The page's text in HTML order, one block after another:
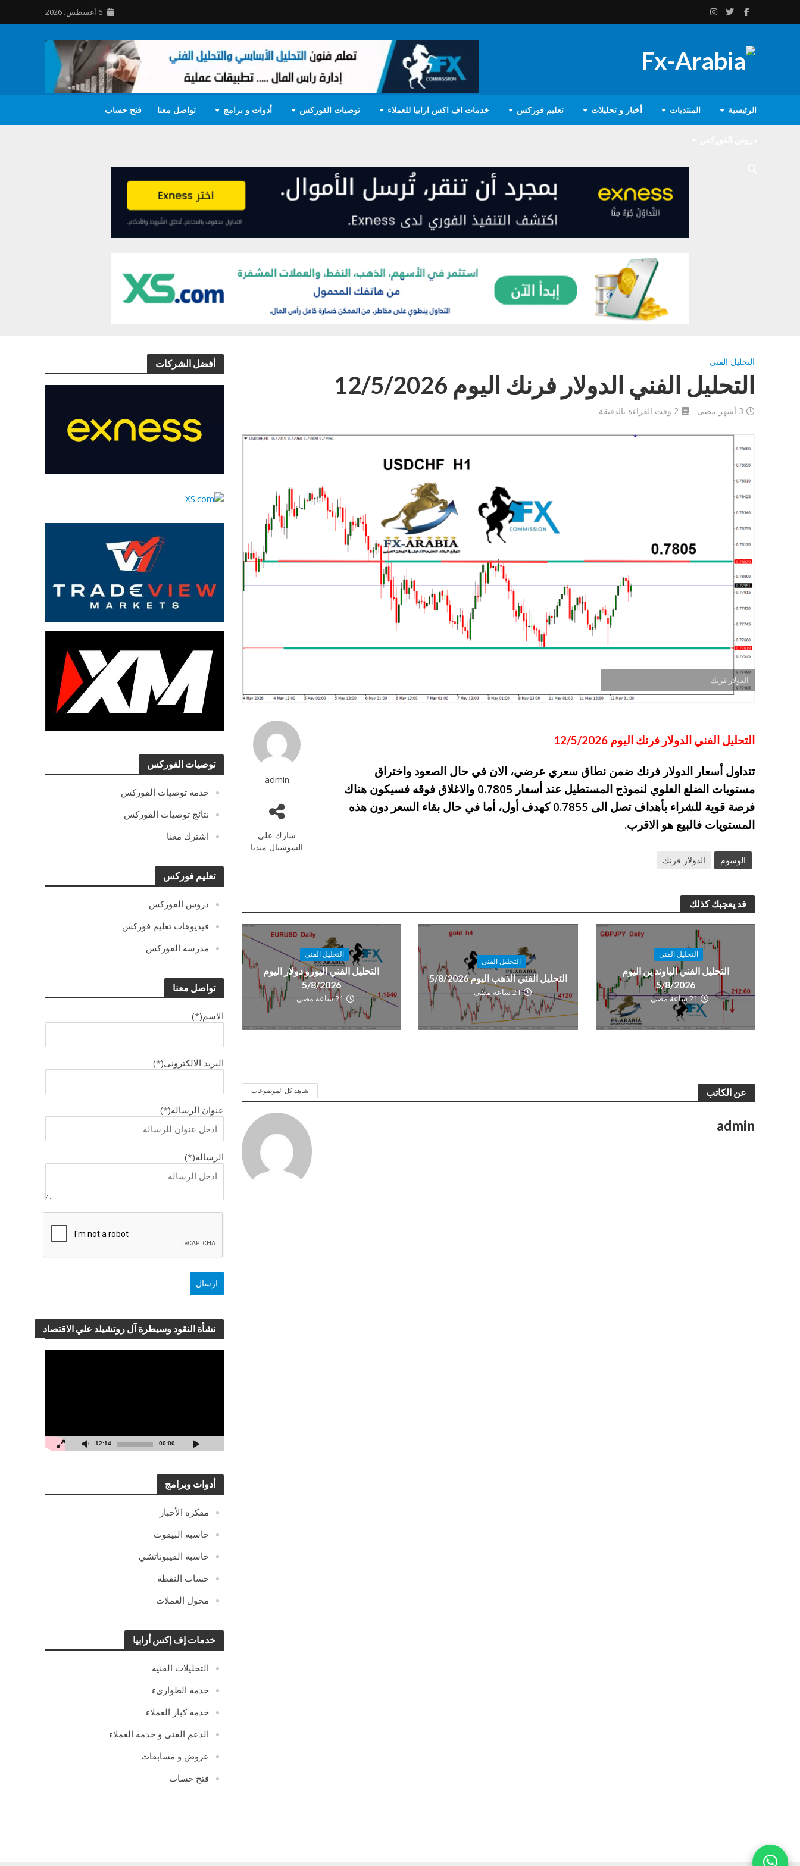
6 أغسطس، 2026
الرئيسية المنتديات أخبار و تحليلات تعليم فوركس خدمات اف اكس ارابيا للعملاء توصيات الفوركس أدوات و برامج تواصل معنا فتح حساب
أفضل الشركات
توصيات الفوركس
خدمة توصيات الفوركس
نتائج توصيات الفوركس
اشترك معنا
تعليم فوركس
دروس الفوركس
فيديوهات تعليم فوركس
مدرسة الفوركس
تواصل معنا
الاسم(*)
البريد الالكترونى(*)
عنوان الرسالة(*)
الرسالة(*)
نشأة النقود وسيطرة آل روتشيلد علي الاقتصاد
00:00
12:14
أدوات وبرامج
مفكرة الأخبار
حاسبة البيفوت
حاسبة الفيبوناتشي
حساب النقطة
محول العملات
خدمات إف إكس أرابيا
التحليلات الفنية
خدمة الطوارىء
خدمة كبار العملاء
الدعم الفنى و خدمة العملاء
عروض و مسابقات
فتح حساب
التحليل الفنى
التحليل الفني الدولار فرنك اليوم 12/5/2026
3 أشهر مضى 2 وقت القراءة بالدقيقة
الدولار فرنك
admin
شارك علي
السوشيال ميديا
التحليل الفني الدولار فرنك اليوم 12/5/2026
تتداول أسعار الدولار فرنك ضمن نطاق سعري عرضي، الان في حال الصعود واختراق
مستويات الضلع العلوي لنموذج المستطيل عند أسعار 0.7805 والاغلاق فوقه فسيكون هناك
فرصة قوية للشراء بأهداف تصل الى 0.7855 كهدف أول، أما في حال بقاء السعر دون هذه
المستويات فالبيع هو الاقرب.
الوسوم الدولار فرنك
قد يعجبك كذلك
التحليل الفنى
التحليل الفني الباوند ين اليوم
5/8/2026
21 ساعة مضى
التحليل الفنى
التحليل الفني الذهب اليوم 5/8/2026
21 ساعة مضى
التحليل الفنى
التحليل الفني اليورو دولار اليوم
5/8/2026
21 ساعة مضى
عن الكاتب شاهد كل الموضوعات
admin